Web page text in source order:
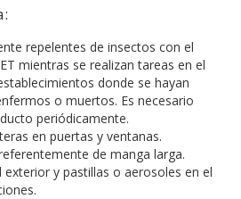
repelentes de insectos con el
mientras se realizan tareas en el
donde se hayan
o muertos. Es necesario
periódicamente.
en puertas y ventanas.
de manga larga.
exterior y pastillas o aerosoles en el